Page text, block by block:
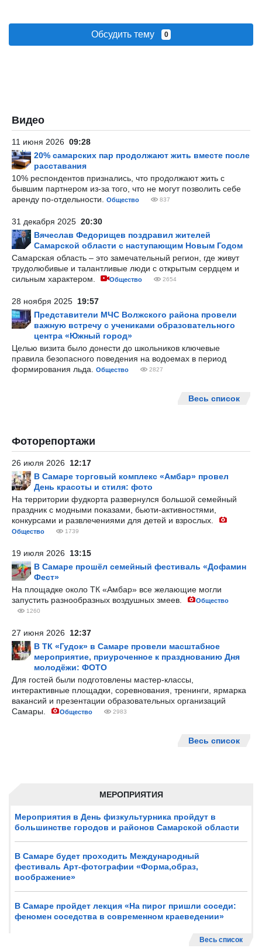
МЕРОПРИЯТИЯ
Мероприятия в День физкультурника пройдут в
большинстве городов и районов Самарской области
В Самаре будет проходить Международный
фестиваль Арт-фотографии «Форма,образ,
воображение»
В Самаре пройдет лекция «На пирог пришли соседи:
феномен соседства в современном краеведении»
Весь список
Обсудить тему 0
Видео
11 июня 2026 09:28
20% самарских пар продолжают жить вместе после
расставания
10% респондентов признались, что продолжают жить с
бывшим партнером из-за того, что не могут позволить себе
аренду по-отдельности.
Общество 837
31 декабря 2025 20:30
Вячеслав Федорищев поздравил жителей
Самарской области с наступающим Новым Годом
Самарская область – это замечательный регион, где живут
трудолюбивые и талантливые люди с открытым сердцем и
сильным характером.
Общество 2654
28 ноября 2025 19:57
Представители МЧС Волжского района провели
важную встречу с учениками образовательного
центра «Южный город»
Целью визита было донести до школьников ключевые
правила безопасного поведения на водоемах в период
формирования льда.
Общество 2827
Весь список
Фоторепортажи
26 июля 2026 12:17
В Самаре торговый комплекс «Амбар» провел
День красоты и стиля: фото
На территории фудкорта развернулся большой семейный
праздник с модными показами, бьюти-активностями,
конкурсами и развлечениями для детей и взрослых.
Общество 1739
19 июля 2026 13:15
В Самаре прошёл семейный фестиваль «Дофамин
Фест»
На площадке около ТК «Амбар» все желающие могли
запустить разнообразных воздушных змеев.
Общество
1260
27 июня 2026 12:37
В ТК «Гудок» в Самаре провели масштабное
мероприятие, приуроченное к празднованию Дня
молодёжи: ФОТО
Для гостей были подготовлены мастер-классы,
интерактивные площадки, соревнования, тренинги, ярмарка
вакансий и презентации образовательных организаций
Самары.
Общество 2983
Весь список